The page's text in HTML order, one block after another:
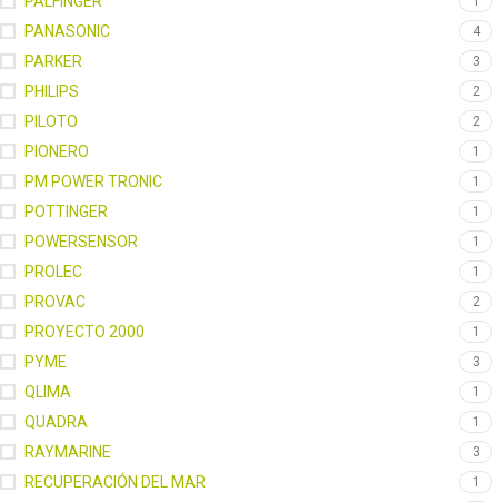
PANASONIC 4
PARKER 3
PHILIPS 2
PILOTO 2
PIONERO 1
PM POWER TRONIC 1
POTTINGER 1
POWERSENSOR 1
PROLEC 1
PROVAC 2
PROYECTO 2000 1
PYME 3
QLIMA 1
QUADRA 1
RAYMARINE 3
RECUPERACIÓN DEL MAR 1